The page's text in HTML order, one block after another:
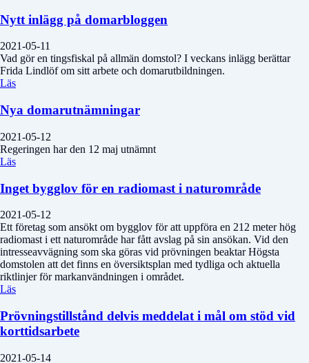
Nytt inlägg på domarbloggen
2021-05-11
Vad gör en tingsfiskal på allmän domstol? I veckans inlägg berättar
Frida Lindlöf om sitt arbete och domarutbildningen.
Läs
Nya domarutnämningar
2021-05-12
Regeringen har den 12 maj utnämnt
Läs
Inget bygglov för en radiomast i naturområde
2021-05-12
Ett företag som ansökt om bygglov för att uppföra en 212 meter hög
radiomast i ett naturområde har fått avslag på sin ansökan. Vid den
intresseavvägning som ska göras vid prövningen beaktar Högsta
domstolen att det finns en översiktsplan med tydliga och aktuella
riktlinjer för markanvändningen i området.
Läs
Prövningstillstånd delvis meddelat i mål om stöd vid
korttidsarbete
2021-05-14